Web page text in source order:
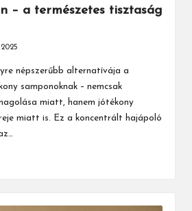
– a természetes tisztaság
népszerűbb alternatívája a
samponoknak – nemcsak
miatt, hanem jótékony
miatt is. Ez a koncentrált hajápoló